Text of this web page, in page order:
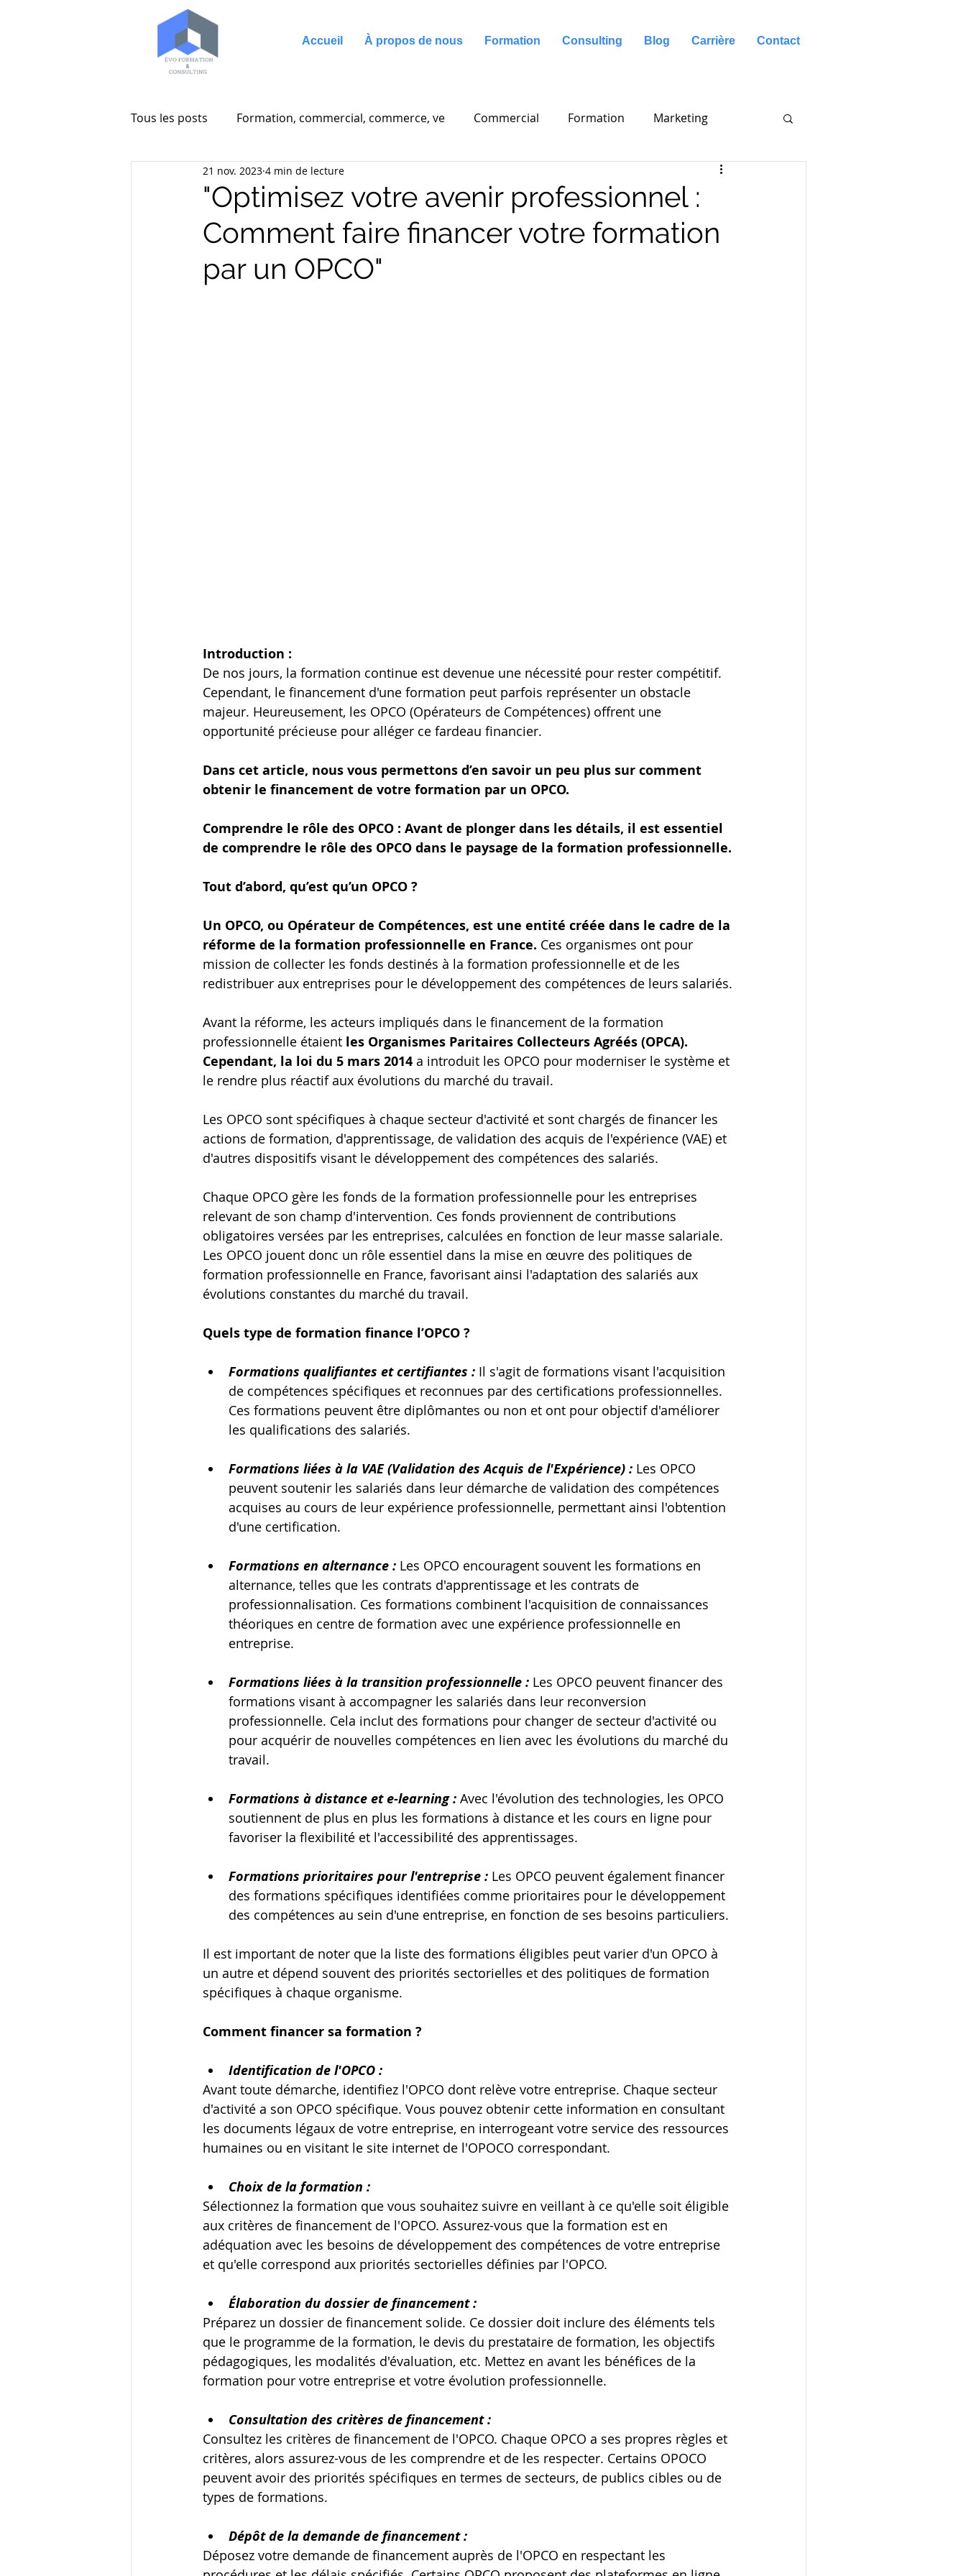
Accueil À propos de nous Formation Consulting Blog Carrière Contact
Tous les posts Formation, commercial, commerce, ve Commercial Formation Marketing
Entreprenariat Consulting
"Optimisez votre avenir professionnel :
Comment faire financer votre formation
par un OPCO"
21 nov. 2023 4 min de lecture
Introduction :
De nos jours, la formation continue est devenue une nécessité pour rester compétitif.
Cependant, le financement d'une formation peut parfois représenter un obstacle
majeur. Heureusement, les OPCO (Opérateurs de Compétences) offrent une
opportunité précieuse pour alléger ce fardeau financier.
Dans cet article, nous vous permettons d’en savoir un peu plus sur comment
obtenir le financement de votre formation par un OPCO.
Comprendre le rôle des OPCO : Avant de plonger dans les détails, il est essentiel
de comprendre le rôle des OPCO dans le paysage de la formation professionnelle.
Tout d’abord, qu’est qu’un OPCO ?
Un OPCO, ou Opérateur de Compétences, est une entité créée dans le cadre de la
réforme de la formation professionnelle en France. Ces organismes ont pour
mission de collecter les fonds destinés à la formation professionnelle et de les
redistribuer aux entreprises pour le développement des compétences de leurs salariés.
Avant la réforme, les acteurs impliqués dans le financement de la formation
professionnelle étaient les Organismes Paritaires Collecteurs Agréés (OPCA).
Cependant, la loi du 5 mars 2014 a introduit les OPCO pour moderniser le système et
le rendre plus réactif aux évolutions du marché du travail.
Les OPCO sont spécifiques à chaque secteur d'activité et sont chargés de financer les
actions de formation, d'apprentissage, de validation des acquis de l'expérience (VAE) et
d'autres dispositifs visant le développement des compétences des salariés.
Chaque OPCO gère les fonds de la formation professionnelle pour les entreprises
relevant de son champ d'intervention. Ces fonds proviennent de contributions
obligatoires versées par les entreprises, calculées en fonction de leur masse salariale.
Les OPCO jouent donc un rôle essentiel dans la mise en œuvre des politiques de
formation professionnelle en France, favorisant ainsi l'adaptation des salariés aux
évolutions constantes du marché du travail.
Quels type de formation finance l’OPCO ?
Formations qualifiantes et certifiantes : Il s'agit de formations visant l'acquisition
de compétences spécifiques et reconnues par des certifications professionnelles.
Ces formations peuvent être diplômantes ou non et ont pour objectif d'améliorer
les qualifications des salariés.
Formations liées à la VAE (Validation des Acquis de l'Expérience) : Les OPCO
peuvent soutenir les salariés dans leur démarche de validation des compétences
acquises au cours de leur expérience professionnelle, permettant ainsi l'obtention
d'une certification.
Formations en alternance : Les OPCO encouragent souvent les formations en
alternance, telles que les contrats d'apprentissage et les contrats de
professionnalisation. Ces formations combinent l'acquisition de connaissances
théoriques en centre de formation avec une expérience professionnelle en
entreprise.
Formations liées à la transition professionnelle : Les OPCO peuvent financer des
formations visant à accompagner les salariés dans leur reconversion
professionnelle. Cela inclut des formations pour changer de secteur d'activité ou
pour acquérir de nouvelles compétences en lien avec les évolutions du marché du
travail.
Formations à distance et e-learning : Avec l'évolution des technologies, les OPCO
soutiennent de plus en plus les formations à distance et les cours en ligne pour
favoriser la flexibilité et l'accessibilité des apprentissages.
Formations prioritaires pour l'entreprise : Les OPCO peuvent également financer
des formations spécifiques identifiées comme prioritaires pour le développement
des compétences au sein d'une entreprise, en fonction de ses besoins particuliers.
Il est important de noter que la liste des formations éligibles peut varier d'un OPCO à
un autre et dépend souvent des priorités sectorielles et des politiques de formation
spécifiques à chaque organisme.
Comment financer sa formation ?
Identification de l'OPCO :
Avant toute démarche, identifiez l'OPCO dont relève votre entreprise. Chaque secteur
d'activité a son OPCO spécifique. Vous pouvez obtenir cette information en consultant
les documents légaux de votre entreprise, en interrogeant votre service des ressources
humaines ou en visitant le site internet de l'OPOCO correspondant.
Choix de la formation :
Sélectionnez la formation que vous souhaitez suivre en veillant à ce qu'elle soit éligible
aux critères de financement de l'OPCO. Assurez-vous que la formation est en
adéquation avec les besoins de développement des compétences de votre entreprise
et qu'elle correspond aux priorités sectorielles définies par l'OPCO.
Élaboration du dossier de financement :
Préparez un dossier de financement solide. Ce dossier doit inclure des éléments tels
que le programme de la formation, le devis du prestataire de formation, les objectifs
pédagogiques, les modalités d'évaluation, etc. Mettez en avant les bénéfices de la
formation pour votre entreprise et votre évolution professionnelle.
Consultation des critères de financement :
Consultez les critères de financement de l'OPCO. Chaque OPCO a ses propres règles et
critères, alors assurez-vous de les comprendre et de les respecter. Certains OPOCO
peuvent avoir des priorités spécifiques en termes de secteurs, de publics cibles ou de
types de formations.
Dépôt de la demande de financement :
Déposez votre demande de financement auprès de l'OPCO en respectant les